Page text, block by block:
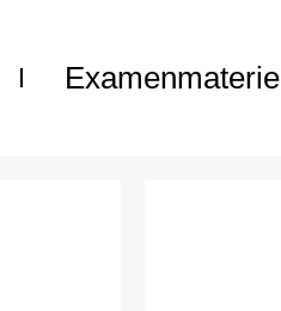
Examenmaterie